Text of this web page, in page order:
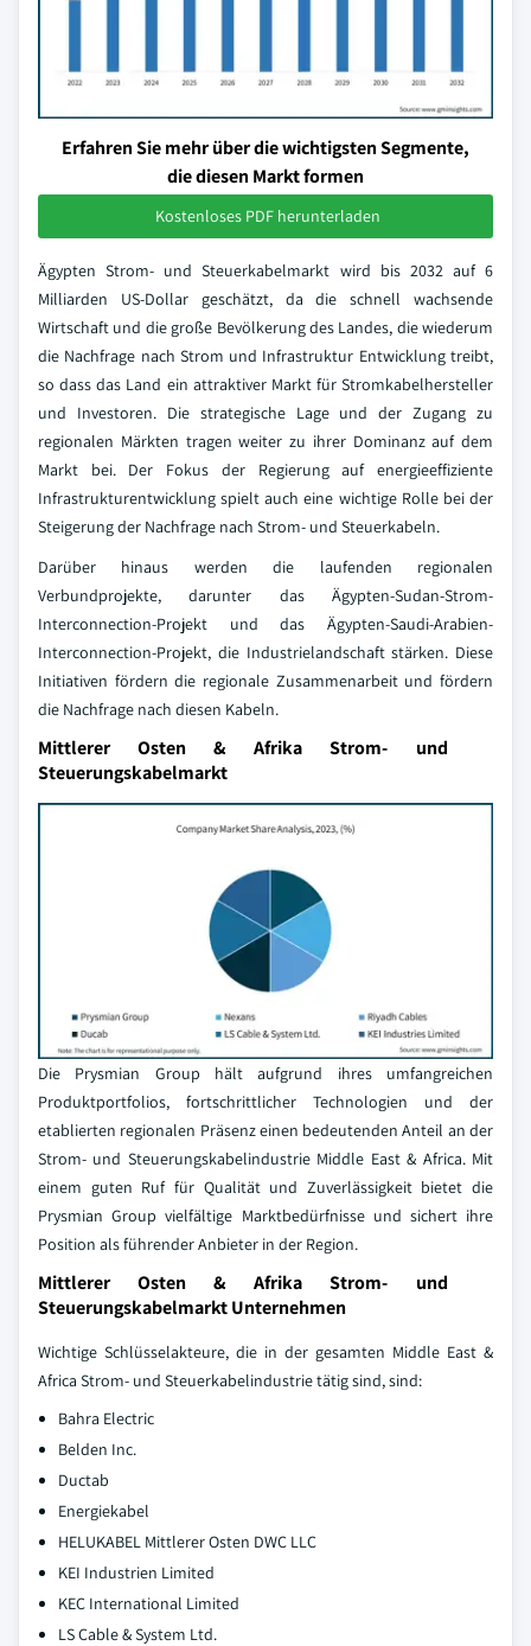
Erfahren Sie mehr über die wichtigsten Segmente,
die diesen Markt formen
Kostenloses PDF herunterladen
Ägypten Strom- und Steuerkabelmarkt wird bis 2032 auf 6
Milliarden US-Dollar geschätzt, da die schnell wachsende
Wirtschaft und die große Bevölkerung des Landes, die wiederum
die Nachfrage nach Strom und Infrastruktur Entwicklung treibt,
so dass das Land ein attraktiver Markt für Stromkabelhersteller
und Investoren. Die strategische Lage und der Zugang zu
regionalen Märkten tragen weiter zu ihrer Dominanz auf dem
Markt bei. Der Fokus der Regierung auf energieeffiziente
Infrastrukturentwicklung spielt auch eine wichtige Rolle bei der
Steigerung der Nachfrage nach Strom- und Steuerkabeln.
Darüber hinaus werden die laufenden regionalen
Verbundprojekte, darunter das Ägypten-Sudan-Strom-
Interconnection-Projekt und das Ägypten-Saudi-Arabien-
Interconnection-Projekt, die Industrielandschaft stärken. Diese
Initiativen fördern die regionale Zusammenarbeit und fördern
die Nachfrage nach diesen Kabeln.
Mittlerer Osten & Afrika Strom- und
Steuerungskabelmarkt
Die Prysmian Group hält aufgrund ihres umfangreichen
Produktportfolios, fortschrittlicher Technologien und der
etablierten regionalen Präsenz einen bedeutenden Anteil an der
Strom- und Steuerungskabelindustrie Middle East & Africa. Mit
einem guten Ruf für Qualität und Zuverlässigkeit bietet die
Prysmian Group vielfältige Marktbedürfnisse und sichert ihre
Position als führender Anbieter in der Region.
Mittlerer Osten & Afrika Strom- und
Steuerungskabelmarkt Unternehmen
Wichtige Schlüsselakteure, die in der gesamten Middle East &
Africa Strom- und Steuerkabelindustrie tätig sind, sind:
Bahra Electric
Belden Inc.
Ductab
Energiekabel
HELUKABEL Mittlerer Osten DWC LLC
KEI Industrien Limited
KEC International Limited
LS Cable & System Ltd.